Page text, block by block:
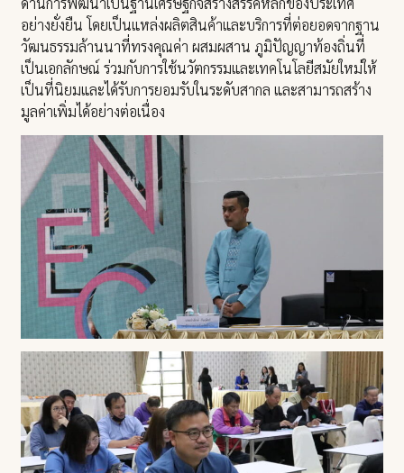
อย่างยั่งยืน โดยเป็นแหล่งผลิตสินค้าและบริการที่ต่อยอดจากฐาน
วัฒนธรรมล้านนาที่ทรงคุณค่า ผสมผสาน ภูมิปัญญาท้องถิ่นที่
เป็นเอกลักษณ์ ร่วมกับการใช้นวัตกรรมและเทคโนโลยีสมัยใหม่ให้
เป็นที่นิยมและได้รับการยอมรับในระดับสากล และสามารถสร้าง
มูลค่าเพิ่มได้อย่างต่อเนื่อง